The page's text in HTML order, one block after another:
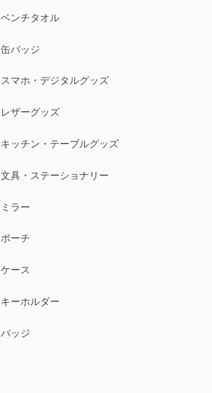
ベンチタオル
缶バッジ
スマホ・デジタルグッズ
レザーグッズ
キッチン・テーブルグッズ
文具・ステーショナリー
ミラー
ポーチ
ケース
キーホルダー
バッジ